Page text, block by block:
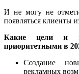
И не могу не
появляться клиенты
Какие цели и
приоритетными в
Создание
рекламных